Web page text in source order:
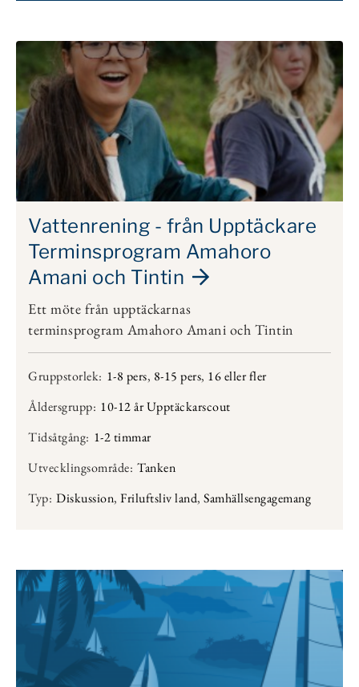
Vattenrening - från Upptäckare
Terminsprogram Amahoro
Amani och Tintin
Ett möte från upptäckarnas
terminsprogram Amahoro Amani och Tintin
Gruppstorlek: 1-8 pers, 8-15 pers, 16 eller fler
Åldersgrupp: 10-12 år Upptäckarscout
Tidsåtgång: 1-2 timmar
Utvecklingsområde: Tanken
Typ: Diskussion, Friluftsliv land, Samhällsengagemang